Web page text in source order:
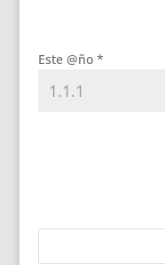
Este @ño *